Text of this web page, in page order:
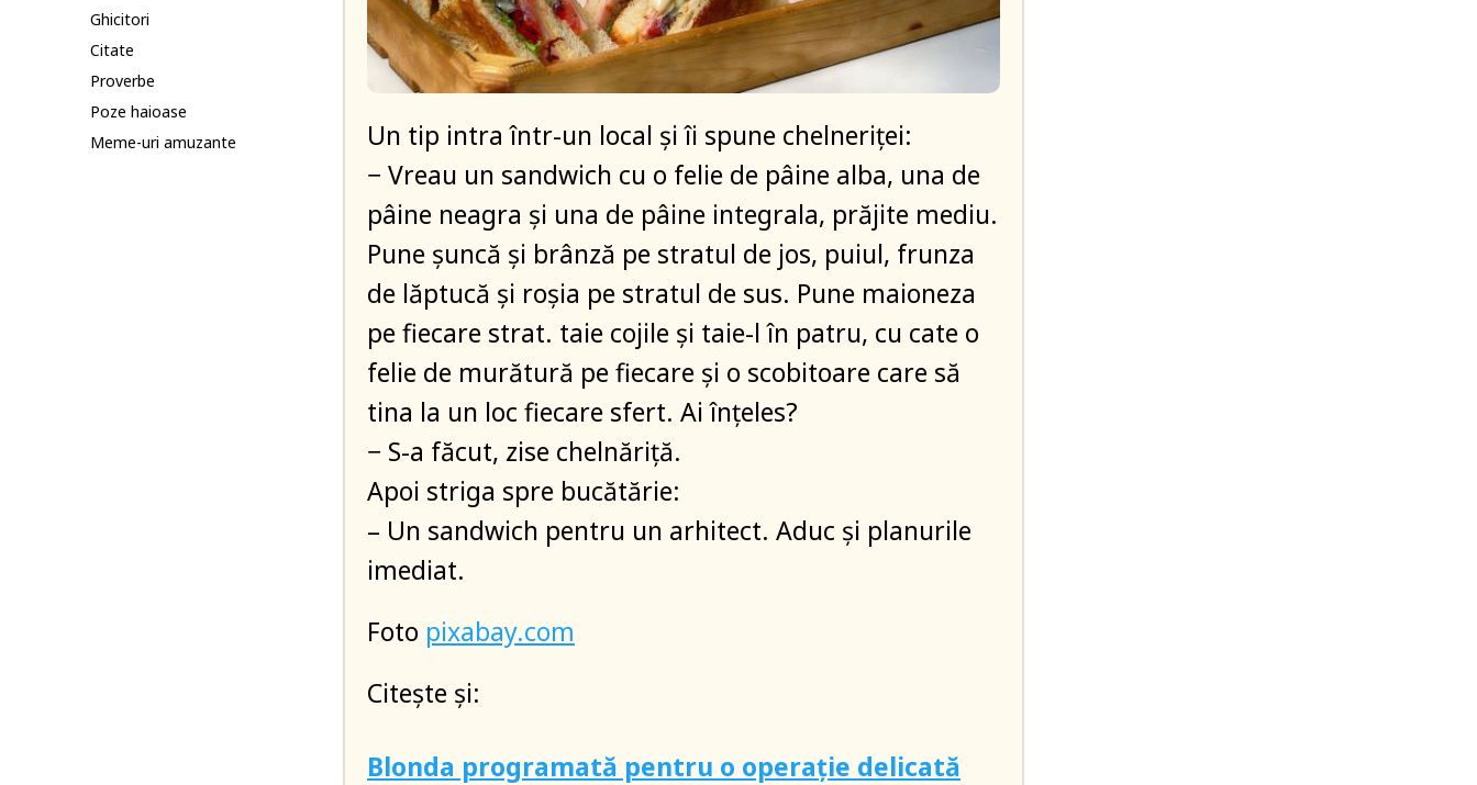
Ghicitori
Citate
Proverbe
Poze haioase
Meme-uri amuzante
Un tip intra într-un local și îi spune chelneriței:
− Vreau un sandwich cu o felie de pâine alba, una de
pâine neagra şi una de pâine integrala, prăjite mediu.
Pune șuncă şi brânză pe stratul de jos, puiul, frunza
de lăptucă și roșia pe stratul de sus. Pune maioneza
pe fiecare strat. taie cojile şi taie-l în patru, cu cate o
felie de murătură pe fiecare și o scobitoare care să
tina la un loc fiecare sfert. Ai înțeles?
− S-a făcut, zise chelnăriță.
Apoi striga spre bucătărie:
– Un sandwich pentru un arhitect. Aduc şi planurile
imediat.
Foto pixabay.com
Citește și:
Blonda programată pentru o operație delicată